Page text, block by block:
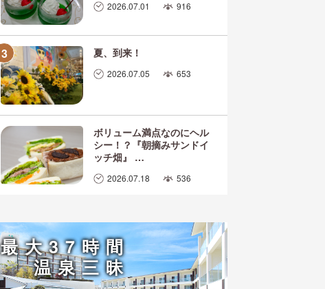
2026.07.01 916
夏、到来！
2026.07.05 653
ボリューム満点なのにヘル
シー！？『朝摘みサンドイ
ッチ畑』 …
2026.07.18 536
最大37時間
温泉三昧